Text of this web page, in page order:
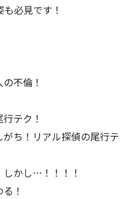
必見です！
不倫！
テク！
ち！リアル探偵の尾行テ
かし…！！！！
！